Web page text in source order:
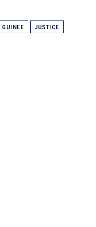
GUINEE JUSTICE